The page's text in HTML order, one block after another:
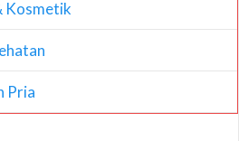
Kosmetik
Pria